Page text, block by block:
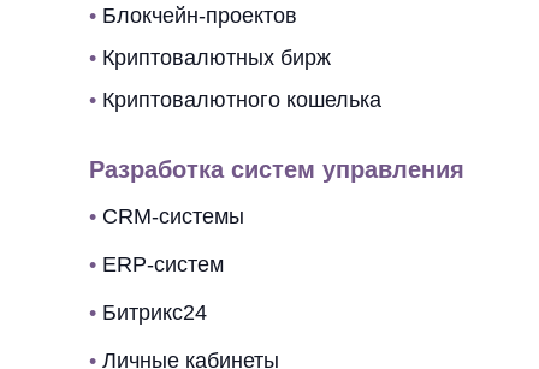
• Битрикс24
• Личные кабинеты
• CRM-системы
• ERP-систем
Разработка систем управления
• Блокчейн-проектов
• Криптовалютных бирж
• Криптовалютного кошелька